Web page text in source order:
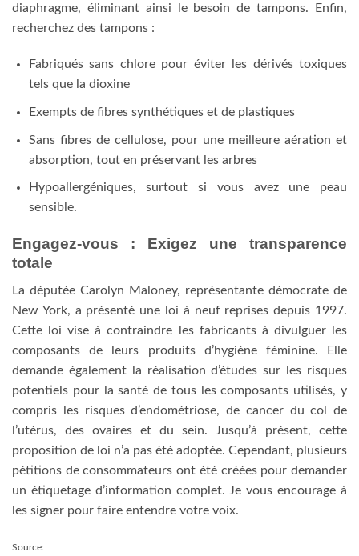
diaphragme, éliminant ainsi le besoin de tampons. Enfin,
recherchez des tampons :
Fabriqués sans chlore pour éviter les dérivés toxiques
tels que la dioxine
Exempts de fibres synthétiques et de plastiques
Sans fibres de cellulose, pour une meilleure aération et
absorption, tout en préservant les arbres
Hypoallergéniques, surtout si vous avez une peau
sensible.
Engagez-vous : Exigez une transparence
totale
La députée Carolyn Maloney, représentante démocrate de
New York, a présenté une loi à neuf reprises depuis 1997.
Cette loi vise à contraindre les fabricants à divulguer les
composants de leurs produits d’hygiène féminine. Elle
demande également la réalisation d’études sur les risques
potentiels pour la santé de tous les composants utilisés, y
compris les risques d’endométriose, de cancer du col de
l’utérus, des ovaires et du sein. Jusqu’à présent, cette
proposition de loi n’a pas été adoptée. Cependant, plusieurs
pétitions de consommateurs ont été créées pour demander
un étiquetage d’information complet. Je vous encourage à
les signer pour faire entendre votre voix.
Source: